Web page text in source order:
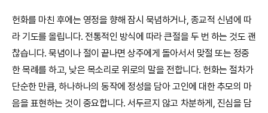
헌화를 마친 후에는 영정을 향해 잠시 묵념하거나, 종교적 신념에 따
라 기도를 올립니다. 전통적인 방식에 따라 큰절을 두 번 하는 것도 괜
찮습니다. 묵념이나 절이 끝나면 상주에게 돌아서서 맞절 또는 정중
한 목례를 하고, 낮은 목소리로 위로의 말을 전합니다. 헌화는 절차가
단순한 만큼, 하나하나의 동작에 정성을 담아 고인에 대한 추모의 마
음을 표현하는 것이 중요합니다. 서두르지 않고 차분하게, 진심을 담